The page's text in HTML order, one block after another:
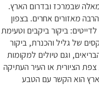
מאלה שבמרכז ובדרום הארץ.
מאזורים אחרים. בצפון
ביקור ביקבים וטעימת
של גליל והכנרת, ביקור
וגם טיולים למקומות
צפת הציורית או העיר העתיקה
הוא הקשר עם הטבע